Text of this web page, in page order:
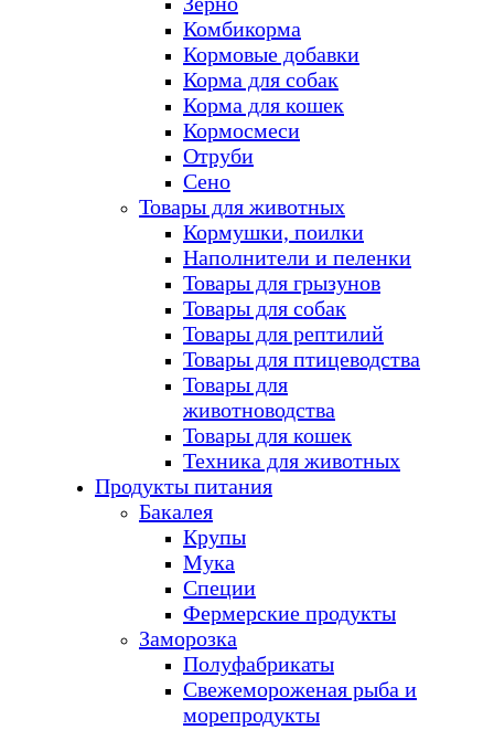
Комбикорма
Кормовые добавки
Корма для собак
Корма для кошек
Кормосмеси
Отруби
Сено
Товары для животных
Кормушки, поилки
Наполнители и пеленки
Товары для грызунов
Товары для собак
Товары для рептилий
Товары для птицеводства
Товары для
животноводства
Товары для кошек
Техника для животных
Продукты питания
Бакалея
Крупы
Мука
Специи
Фермерские продукты
Заморозка
Полуфабрикаты
Свежемороженая рыба и
морепродукты